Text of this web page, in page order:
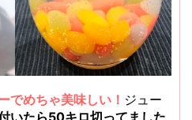
でめちゃ美味しい！ ジュー
いたら50キロ切ってました